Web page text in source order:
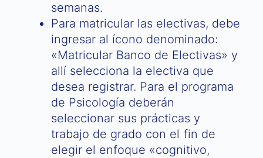
semanas.
Para matricular las electivas, debe
ingresar al ícono denominado:
«Matricular Banco de Electivas» y
allí selecciona la electiva que
desea registrar. Para el programa
de Psicología deberán
seleccionar sus prácticas y
trabajo de grado con el fin de
elegir el enfoque «cognitivo,